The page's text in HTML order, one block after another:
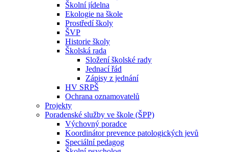
Školní jídelna
Ekologie na škole
Prostředí školy
ŠVP
Historie školy
Školská rada
Složení školské rady
Jednací řád
Zápisy z jednání
HV SRPŠ
Ochrana oznamovatelů
Projekty
Poradenské služby ve škole (ŠPP)
Výchovný poradce
Koordinátor prevence patologických jevů
Speciální pedagog